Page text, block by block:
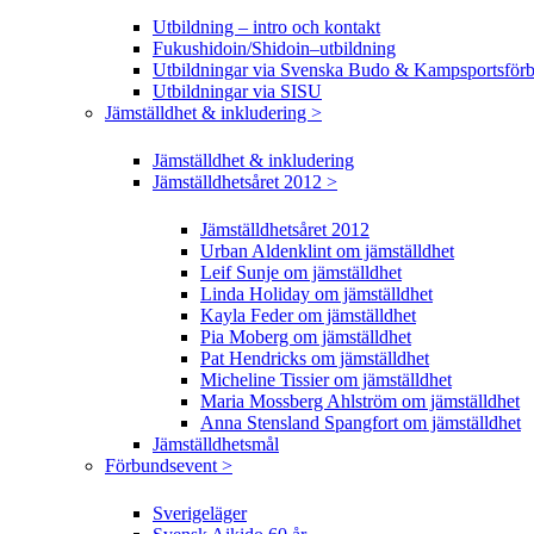
Utbildning – intro och kontakt
Fukushidoin/Shidoin–utbildning
Utbildningar via Svenska Budo &
Utbildningar via SISU
Jämställdhet & inkludering >
Jämställdhet & inkludering
Jämställdhetsåret 2012 >
Jämställdhetsåret 2012
Urban Aldenklint om jämställdhet
Leif Sunje om jämställdhet
Linda Holiday om jämställdhet
Kayla Feder om jämställdhet
Pia Moberg om jämställdhet
Pat Hendricks om jämställdhet
Micheline Tissier om jämställdhet
Maria Mossberg Ahlström om jämställdhet
Anna Stensland Spangfort om jämställdhet
Jämställdhetsmål
Förbundsevent >
Sverigeläger